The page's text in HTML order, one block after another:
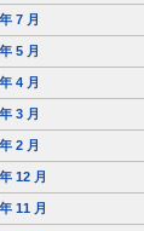
7 月
5 月
4 月
3 月
2 月
12 月
11 月